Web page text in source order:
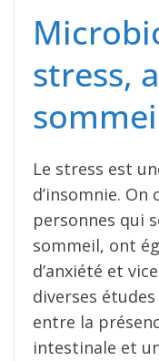
stress,
Le stress est
d’insomnie.
personnes qui
sommeil, ont
d’anxiété et
diverses
entre la
intestinale et